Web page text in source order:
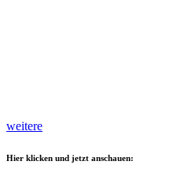
weitere
Hier klicken und jetzt anschauen: